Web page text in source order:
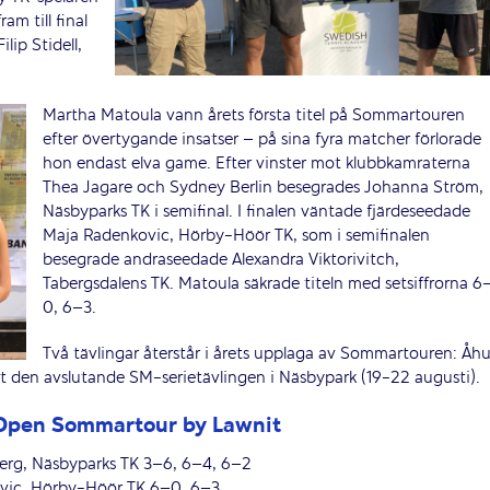
till final
Stidell,
Martha Matoula vann årets första titel på Sommartouren
efter övertygande insatser – på sina fyra matcher förlorade
hon endast elva game. Efter vinster mot klubbkamraterna
Thea Jagare och Sydney Berlin besegrades Johanna Ström,
Näsbyparks TK i semifinal. I finalen väntade fjärdeseedade
Maja Radenkovic, Hörby-Höör TK, som i semifinalen
besegrade andraseedade Alexandra Viktorivitch,
Tabergsdalens TK. Matoula säkrade titeln med setsiffrorna
0, 6–3.
Två tävlingar återstår i årets upplaga av Sommartouren:
avslutande SM-serietävlingen i Näsbypark (19-22 augusti).
Sommartour by Lawnit
Näsbyparks TK 3–6, 6–4, 6–2